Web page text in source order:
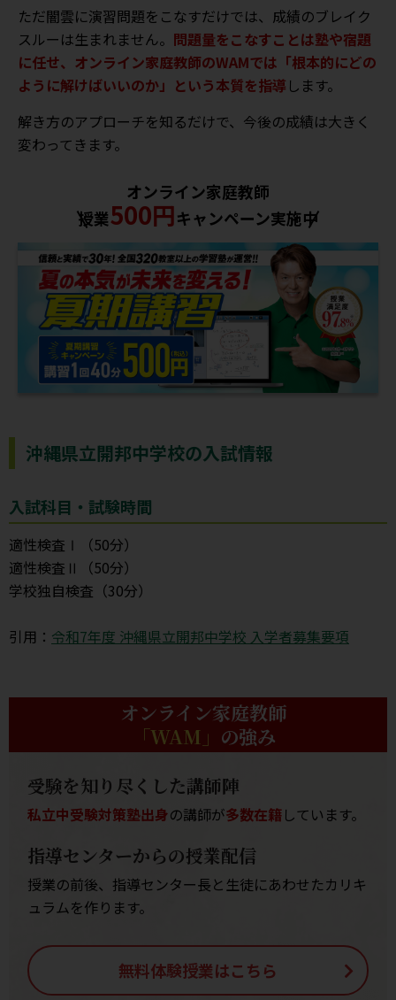
ただ闇雲に演習問題をこなすだけでは、成績のブレイク
スルーは生まれません。 問題量をこなすことは塾や宿題
に任せ、オンライン家庭教師のWAMでは「根本的にどの
ように解けばいいのか」という本質を指導 します。
解き方のアプローチを知るだけで、今後の成績は大きく
変わってきます。
オンライン家庭教師
授業500円キャンペーン実施中
沖縄県立開邦中学校の入試情報
入試科目・試験時間
適性検査Ⅰ（50分）
適性検査Ⅱ（50分）
学校独自検査（30分）
引用： 令和7年度 沖縄県立開邦中学校 入学者募集要項
オンライン家庭教師
「WAM」 の強み
受験を知り尽くした講師陣
私立中受験対策塾出身の講師が多数在籍しています。
指導センターからの授業配信
授業の前後、指導センター長と生徒にあわせたカリキ
ュラムを作ります。
無料体験授業はこちら